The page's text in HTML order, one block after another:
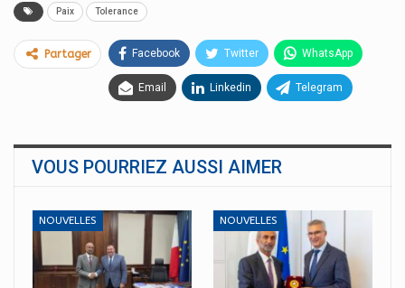
Paix Tolerance
Partager Facebook Twitter WhatsApp
Email Linkedin Telegram
VOUS POURRIEZ AUSSI AIMER
NOUVELLES NOUVELLES